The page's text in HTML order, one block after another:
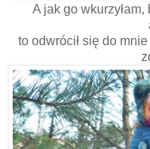
A jak go wkurzyłam,
to odwrócił się do